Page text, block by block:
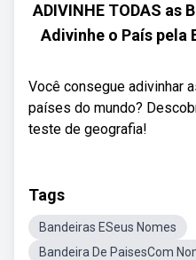
ADIVINHE TODAS as
Adivinhe o País pela
Você consegue adivinhar
países do mundo?
teste de geografia!
Tags
Bandeiras ESeus Nomes
Bandeira De PaisesCom